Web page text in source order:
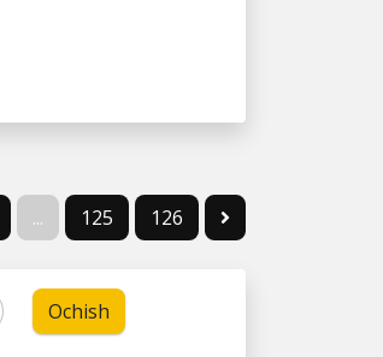
... 125 126
Ochish